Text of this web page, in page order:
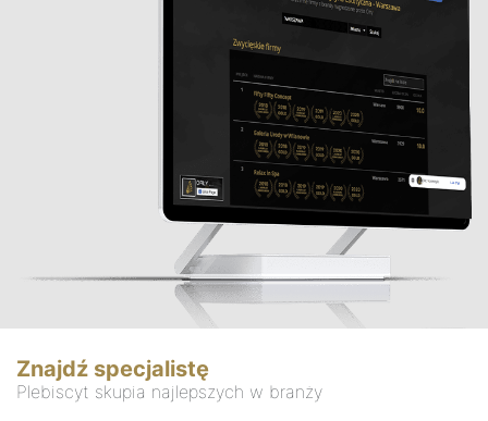
Znajdź specjalistę
Plebiscyt skupia najlepszych w branży